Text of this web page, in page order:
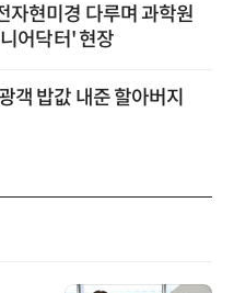
자현미경 다루며 과학원
어닥터' 현장
객 밥값 내준 할아버지